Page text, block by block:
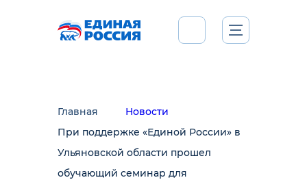
Главная
Новости
При поддержке «Единой России» в
Ульяновской области прошел
обучающий семинар для